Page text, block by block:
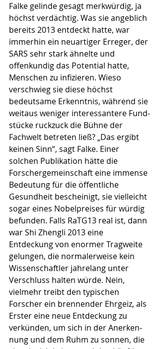
Falke gelinde gesagt merkwürdig, ja
höchst verdächtig. Was sie angeblich
bereits 2013 entdeckt hatte, war
immerhin ein neuartiger Erreger, der
SARS sehr stark ähnelte und
offenkundig das Potential hatte,
Menschen zu infizieren. Wieso
verschwieg sie diese höchst
bedeutsame Erkennt­nis, während sie
weitaus weniger interessantere Fund­
stücke ruckzuck die Bühne der
Fachwelt betreten ließ? „Das ergibt
keinen Sinn“, sagt Falke. Einer
solchen Publi­ka­tion hätte die
Forschergemeinschaft eine immense
Bedeutung für die öffentliche
Gesundheit bescheinigt, sie vielleicht
sogar eines Nobelpreises für würdig
befun­den. Falls RaTG13 real ist, dann
war Shi Zhengli 2013 eine
Entdeckung von enormer Tragweite
gelungen, die norma­ler­weise kein
Wissenschaftler jahrelang unter
Verschluss halten würde. Nein,
vielmehr treibt den typi­schen
Forscher ein brennender Ehrgeiz, als
Erster eine neue Entdeckung zu
verkünden, um sich in der Anerken­
nung und dem Ruhm zu sonnen, die